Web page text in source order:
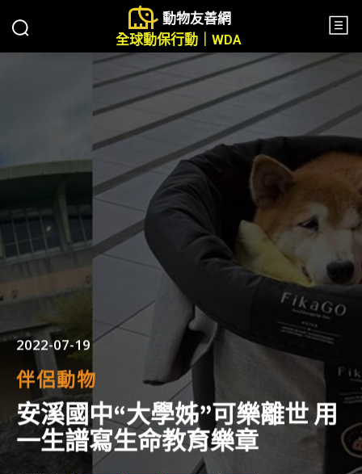
動物友善網
全球動保行動｜WDA
2022-07-19
伴侶動物
安溪國中“大學姊”可樂離世 用
一生譜寫生命教育樂章